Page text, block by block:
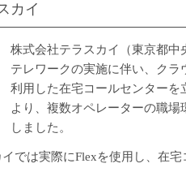
カイ
株式会社テラスカイ（東京都
テレワークの実施に伴い、ク
利用した在宅コールセンター
より、複数オペレーターの職
しました。
では実際にFlexを使用し、在宅